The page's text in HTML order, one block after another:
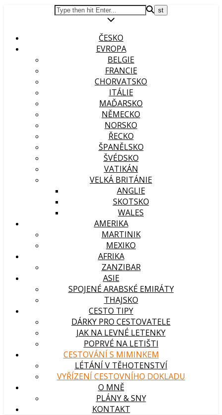
ČESKO
EVROPA
BELGIE
FRANCIE
CHORVATSKO
ITÁLIE
MAĎARSKO
NĚMECKO
NORSKO
ŘECKO
ŠPANĚLSKO
ŠVÉDSKO
VATIKÁN
VELKÁ BRITÁNIE
ANGLIE
SKOTSKO
WALES
AMERIKA
MARTINIK
MEXIKO
AFRIKA
ZANZIBAR
ASIE
SPOJENÉ ARABSKÉ EMIRÁTY
THAJSKO
CESTO TIPY
DÁRKY PRO CESTOVATELE
JAK NA LEVNÉ LETENKY
POPRVÉ NA LETIŠTI
CESTOVÁNÍ S MIMINKEM
LÉTÁNÍ V TĚHOTENSTVÍ
VYŘÍZENÍ CESTOVNÍHO DOKLADU
O MNĚ
PLÁNY & SNY
KONTAKT